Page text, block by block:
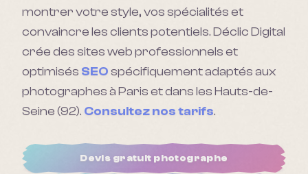
montrer votre style, vos spécialités et
convaincre les clients potentiels.Déclic Digital
crée des sites web professionnels et
optimisés SEOspécifiquement adaptés aux
photographes à Paris et dans les Hauts-de-
Seine (92). Consultez nos tarifs.
Devis gratuit photographe